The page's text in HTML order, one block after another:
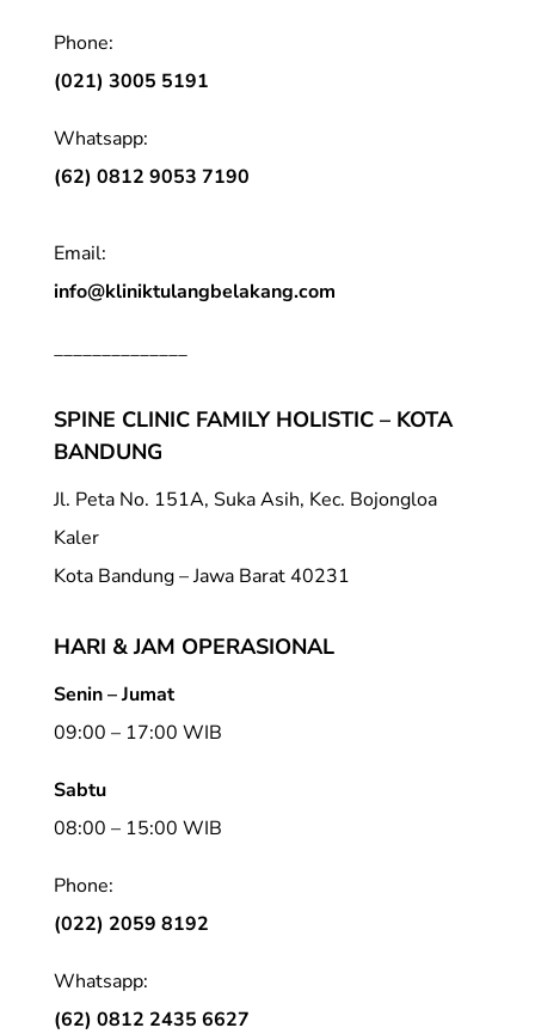
Phone:
(021) 3005 5191
Whatsapp:
(62) 0812 9053 7190
Email:
info@kliniktulangbelakang.com
______________
SPINE CLINIC FAMILY HOLISTIC – KOTA
BANDUNG
Jl. Peta No. 151A, Suka Asih, Kec. Bojongloa
Kaler
Kota Bandung – Jawa Barat 40231
HARI & JAM OPERASIONAL
Senin – Jumat
09:00 – 17:00 WIB
Sabtu
08:00 – 15:00 WIB
Phone:
(022) 2059 8192
Whatsapp:
(62) 0812 2435 6627